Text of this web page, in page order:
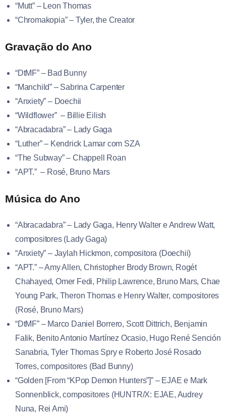
“Mutt” – Leon Thomas
“Chromakopia” – Tyler, the Creator
Gravação do Ano
“DtMF” – Bad Bunny
“Manchild” – Sabrina Carpenter
“Anxiety” – Doechii
“Wildflower” – Billie Eilish
“Abracadabra” – Lady Gaga
“Luther” – Kendrick Lamar com SZA
“The Subway” – Chappell Roan
“APT.” – Rosé, Bruno Mars
Música do Ano
“Abracadabra” – Lady Gaga, Henry Walter e Andrew Watt,
compositores (Lady Gaga)
“Anxiety” – Jaylah Hickmon, compositora (Doechii)
“APT.” – Amy Allen, Christopher Brody Brown, Rogét
Chahayed, Omer Fedi, Philip Lawrence, Bruno Mars, Chae
Young Park, Theron Thomas e Henry Walter, compositores
(Rosé, Bruno Mars)
“DtMF” – Marco Daniel Borrero, Scott Dittrich, Benjamin
Falik, Benito Antonio Martínez Ocasio, Hugo René Sención
Sanabria, Tyler Thomas Spry e Roberto José Rosado
Torres, compositores (Bad Bunny)
“Golden [From “KPop Demon Hunters”]” – EJAE e Mark
Sonnenblick, compositores (HUNTR/X: EJAE, Audrey
Nuna, Rei Ami)